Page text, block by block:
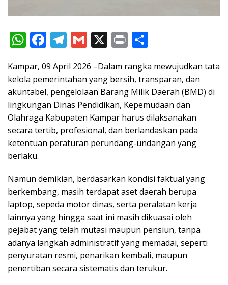
W
at
s
A
p
p
F
e
b
o
o
k
T
e
gr
a
m
G
ai
l
X Pr
t ar
e
Kampar, 09 April 2026 –Dalam rangka mewujudkan tata
kelola pemerintahan yang bersih, transparan, dan
akuntabel, pengelolaan Barang Milik Daerah (BMD) di
lingkungan Dinas Pendidikan, Kepemudaan dan
Olahraga Kabupaten Kampar harus dilaksanakan
secara tertib, profesional, dan berlandaskan pada
ketentuan peraturan perundang-undangan yang
berlaku.
Namun demikian, berdasarkan kondisi faktual yang
berkembang, masih terdapat aset daerah berupa
laptop, sepeda motor dinas, serta peralatan kerja
lainnya yang hingga saat ini masih dikuasai oleh
pejabat yang telah mutasi maupun pensiun, tanpa
adanya langkah administratif yang memadai, seperti
penyuratan resmi, penarikan kembali, maupun
penertiban secara sistematis dan terukur.